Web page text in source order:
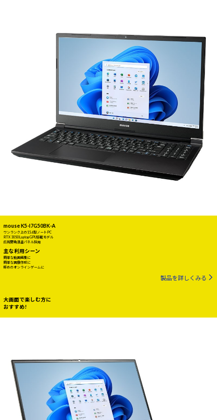
mouse K5-I7G50BK-A
ワンランク上の15.6型ノートPC
RTX 3050 Laptop GPU搭載モデル
広視野角液晶パネル採用
主な利用シーン
簡単な動画編集に
簡単な画像作成に
軽めのオンラインゲームに
製品を詳しくみる
大画面で楽しむ方に
おすすめ!